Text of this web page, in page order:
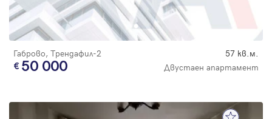
Габрово, Трендафил-2 57 кв.м.
50 000 Двустаен апартамент